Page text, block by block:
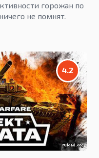
горожан по
не помнят.
4.2